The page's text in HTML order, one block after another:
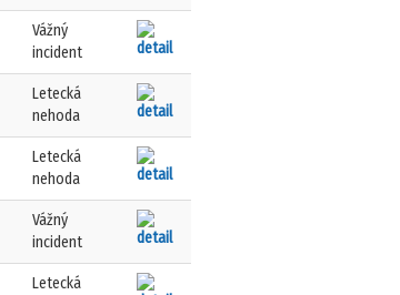
Vážný
incident
Letecká
nehoda
Letecká
nehoda
Vážný
incident
Letecká